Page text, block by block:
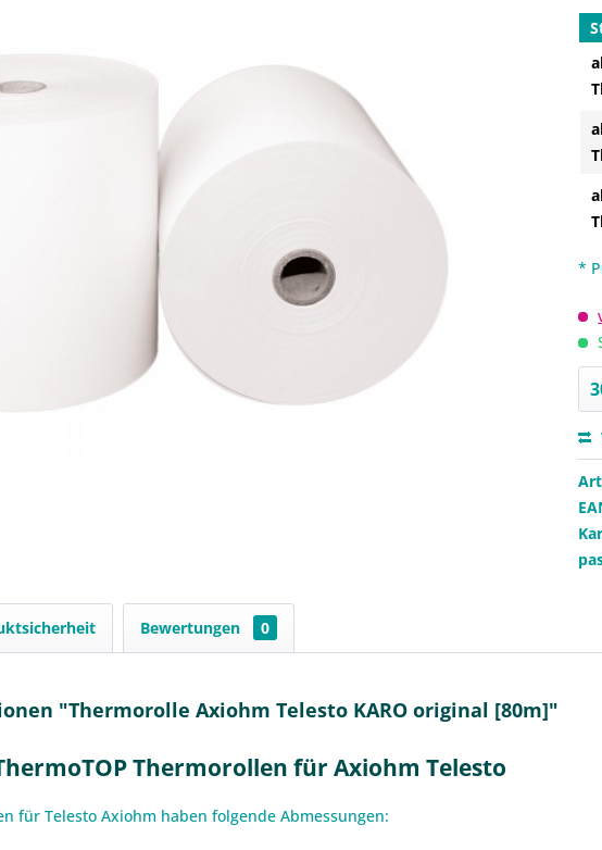
*
Bewertungen 0
"Thermorolle Axiohm Telesto KARO original [80m]"
Thermorollen für Axiohm Telesto
für Telesto Axiohm haben folgende Abmessungen: